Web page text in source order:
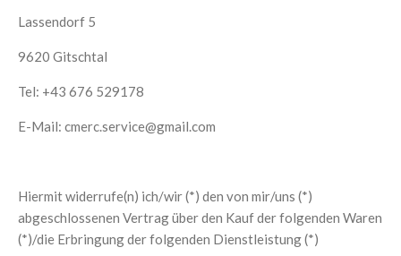
Lassendorf 5
9620 Gitschtal
Tel: +43 676 529178
E-Mail: cmerc.service@gmail.com
Hiermit widerrufe(n) ich/wir (*) den von mir/uns (*)
abgeschlossenen Vertrag über den Kauf der folgenden Waren
(*)/die Erbringung der folgenden Dienstleistung (*)